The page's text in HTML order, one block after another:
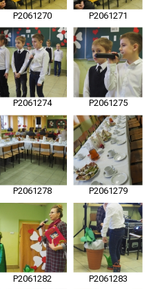
P2061270 P2061271
P2061274 P2061275
P2061278 P2061279
P2061282 P2061283